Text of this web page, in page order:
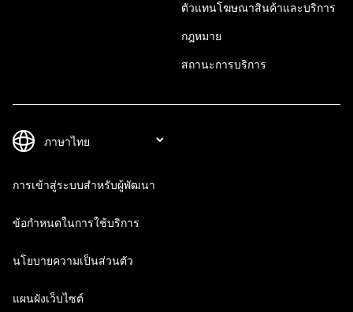
ตัวแทนโฆษณาสินค้าและบริการ
กฎหมาย
สถานะการบริการ
การเข้าสู่ระบบสำหรับผู้พัฒนา
ข้อกำหนดในการใช้บริการ
นโยบายความเป็นส่วนตัว
แผนผังเว็บไซต์